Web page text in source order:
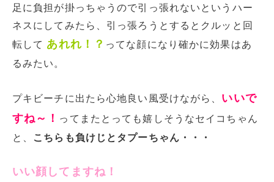
足に負担が掛っちゃうので引っ張れないというハー
ネスにしてみたら、引っ張ろうとするとクルッと回
転して あれれ！？ ってな顔になり確かに効果はあ
るみたい。
プキビーチに出たら心地良い風受けながら、 いいで
すね～！ ってまたとっても嬉しそうなセイコちゃん
と、
こちらも負けじとタプーちゃん・・・
いい顔してますね！